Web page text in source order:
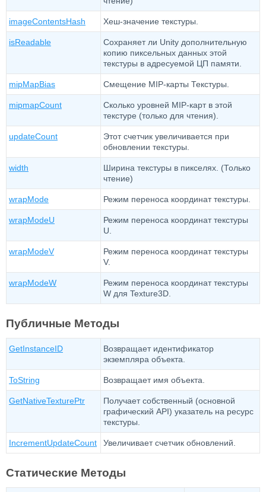
imageContentsHash Хеш-значение текстуры.
isReadable
Сохраняет ли Unity дополнительную
копию пиксельных данных этой
текстуры в адресуемой ЦП памяти.
mipMapBias Смещение MIP-карты Текстуры.
mipmapCount
Сколько уровней MIP-карт в этой
текстуре (только для чтения).
updateCount
Этот счетчик увеличивается при
обновлении текстуры.
width
Ширина текстуры в пикселях. (Только
чтение)
wrapMode Режим переноса координат текстуры.
wrapModeU
Режим переноса координат текстуры
U.
wrapModeV
Режим переноса координат текстуры
V.
wrapModeW
Режим переноса координат текстуры
W для Texture3D.
Публичные Методы
GetInstanceID
Возвращает идентификатор
экземпляра объекта.
ToString Возвращает имя объекта.
GetNativeTexturePtr
Получает собственный (основной
графический API) указатель на ресурс
текстуры.
IncrementUpdateCount Увеличивает счетчик обновлений.
Статические Методы